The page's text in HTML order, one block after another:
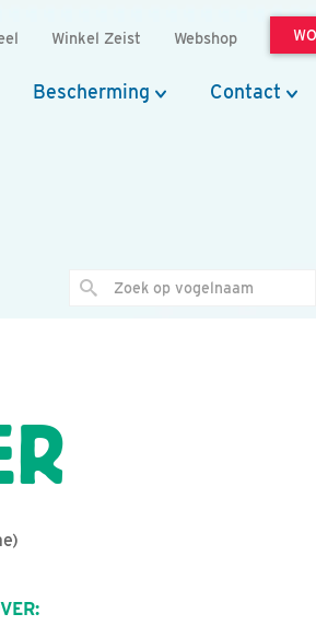
Winkel Zeist Webshop
Bescherming Contact